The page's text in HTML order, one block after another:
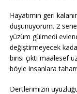
Hayatımın geri
düşünüyorum. 2
yüzüm gülmedi
değiştirmeyecek
birisi çıktı maalesef
böyle insanlara
Dertlerimizin